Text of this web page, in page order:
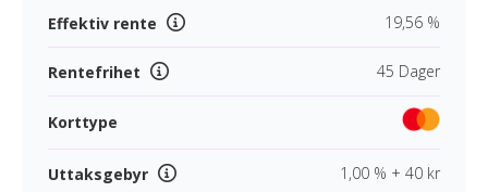
Effektiv rente 19,56 %
Rentefrihet 45 Dager
Korttype
Uttaksgebyr 1,00 % + 40 kr